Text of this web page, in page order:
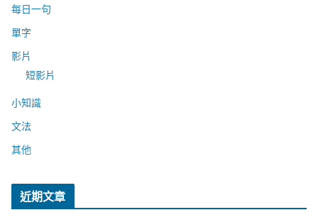
每日一句
單字
影片
短影片
小知識
文法
其他
近期文章